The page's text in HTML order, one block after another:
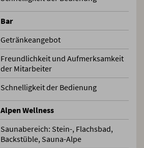
Bar
Getränkeangebot
Freundlichkeit und Aufmerksamkeit
der Mitarbeiter
Schnelligkeit der Bedienung
Alpen Wellness
Saunabereich: Stein-, Flachsbad,
Backstüble, Sauna-Alpe